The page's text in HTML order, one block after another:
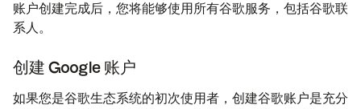
账户创建完成后，您将能够使用所有谷歌服务，包括谷歌联
系人。
创建 Google 账户
如果您是谷歌生态系统的初次使用者，创建谷歌账户是充分